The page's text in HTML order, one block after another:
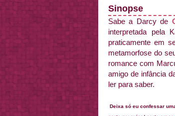
Sinopse
Sabe a Darcy de
interpretada pela
praticamente em
metamorfose do
romance com
amigo de infância
ler para saber.
Deixa só eu confessar